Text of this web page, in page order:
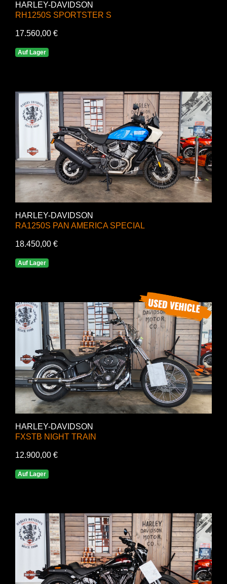
HARLEY-DAVIDSON
RH1250S SPORTSTER S
17.560,00 €
Auf Lager
HARLEY-DAVIDSON
RA1250S PAN AMERICA SPECIAL
18.450,00 €
Auf Lager
HARLEY-DAVIDSON
FXSTB NIGHT TRAIN
12.900,00 €
Auf Lager